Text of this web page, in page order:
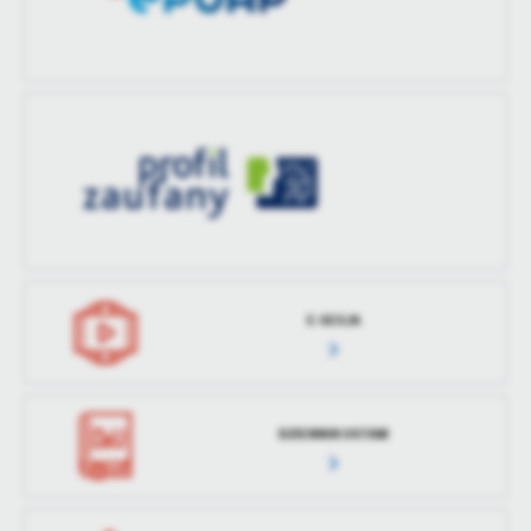
E-SESJA
DZIENNIK USTAW